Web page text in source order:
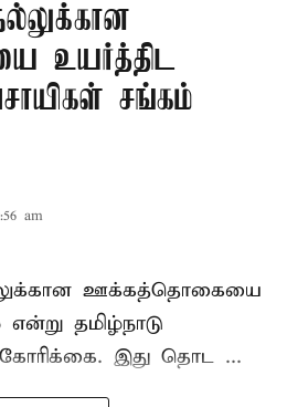
உயர்த்திட
சங்கம்
am
ஊக்கத்தொகையை
என்று தமிழ்நாடு
கோரிக்கை. இது தொட ...